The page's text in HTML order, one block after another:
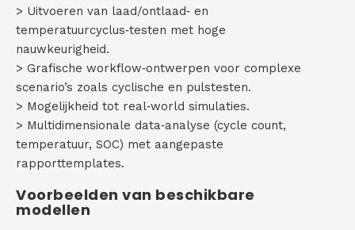
> Uitvoeren van laad/ontlaad‑ en
temperatuurcyclus‑testen met hoge
nauwkeurigheid.
> Grafische workflow‑ontwerpen voor complexe
scenario’s zoals cyclische en pulstesten.
> Mogelijkheid tot real‑world simulaties.
> Multidimensionale data‑analyse (cycle count,
temperatuur, SOC) met aangepaste
rapporttemplates.
Voorbeelden van beschikbare
modellen